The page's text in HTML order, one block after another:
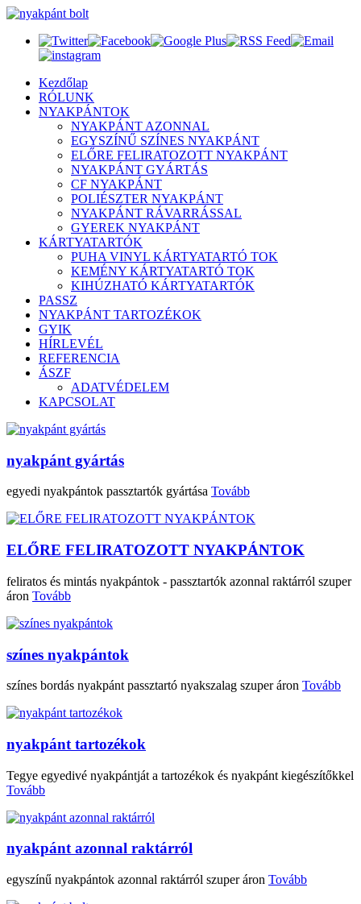
Kezdőlap
RÓLUNK
NYAKPÁNTOK
NYAKPÁNT AZONNAL
EGYSZÍNŰ SZÍNES NYAKPÁNT
ELŐRE FELIRATOZOTT NYAKPÁNT
NYAKPÁNT GYÁRTÁS
CF NYAKPÁNT
POLIÉSZTER NYAKPÁNT
NYAKPÁNT RÁVARRÁSSAL
GYEREK NYAKPÁNT
KÁRTYATARTÓK
PUHA VINYL KÁRTYATARTÓ TOK
KEMÉNY KÁRTYATARTÓ TOK
KIHÚZHATÓ KÁRTYATARTÓK
PASSZ
NYAKPÁNT TARTOZÉKOK
GYIK
HÍRLEVÉL
REFERENCIA
ÁSZF
ADATVÉDELEM
KAPCSOLAT
nyakpánt gyártás
egyedi nyakpántok passztartók gyártása Tovább
ELŐRE FELIRATOZOTT NYAKPÁNTOK
feliratos és mintás nyakpántok - passztartók azonnal raktárról szuper
áron Tovább
színes nyakpántok
színes bordás nyakpánt passztartó nyakszalag szuper áron Tovább
nyakpánt tartozékok
Tegye egyedivé nyakpántját a tartozékok és nyakpánt kiegészítőkkel
Tovább
nyakpánt azonnal raktárról
egyszínű nyakpántok azonnal raktárról szuper áron Tovább